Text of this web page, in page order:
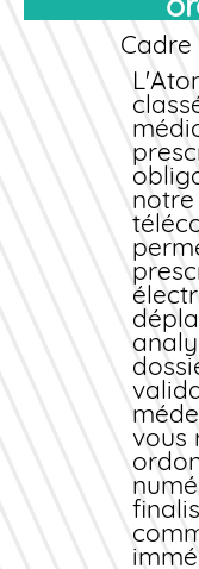
et
Tous
de
En
de
être
vous